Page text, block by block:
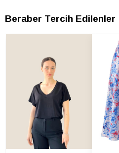
Beraber Tercih Edilenler